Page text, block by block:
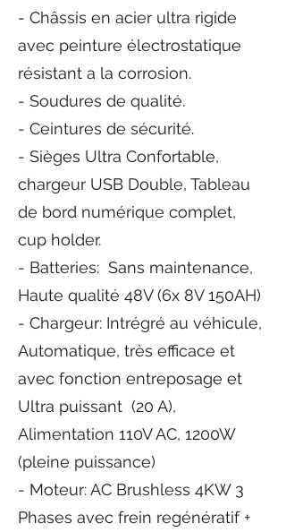
- Châssis en acier ultra rigide
avec peinture électrostatique
résistant a la corrosion.
- Soudures de qualité.
- Ceintures de sécurité.
- Sièges Ultra Confortable,
chargeur USB Double, Tableau
de bord numérique complet,
cup holder.
- Batteries: Sans maintenance,
Haute qualité 48V (6x 8V 150AH)
- Chargeur: Intrégré au véhicule,
Automatique, très efficace et
avec fonction entreposage et
Ultra puissant (20 A),
Alimentation 110V AC, 1200W
(pleine puissance)
- Moteur: AC Brushless 4KW 3
Phases avec frein regénératif +